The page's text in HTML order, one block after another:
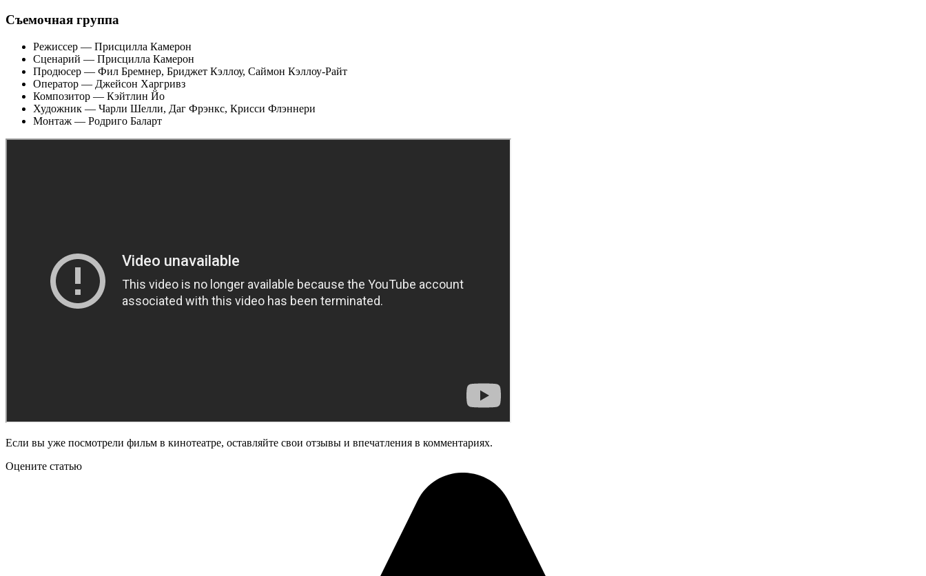
Съемочная группа
Режиссер — Присцилла Камерон
Сценарий — Присцилла Камерон
Продюсер — Фил Бремнер, Бриджет Кэллоу, Саймон Кэллоу-Райт
Оператор — Джейсон Харгривз
Композитор — Кэйтлин Йо
Художник — Чарли Шелли, Даг Фрэнкс, Крисси Флэннери
Монтаж — Родриго Баларт
Если вы уже посмотрели фильм в кинотеатре, оставляйте свои отзывы и впечатления в комментариях.
Оцените статью